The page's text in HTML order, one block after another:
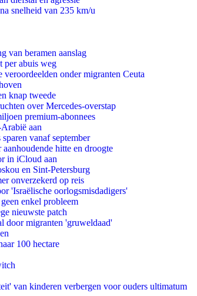
snelheid van 235 km/u
van beramen aanslag
per abuis weg
onder migranten Ceuta
knap tweede
over Mercedes-overstap
premium-abonnees
aan
vanaf september
hitte en droogte
in iCloud aan
en Sint-Petersburg
onverzekerd op reis
'Israëlische oorlogsmisdadigers'
enkel probleem
nieuwste patch
door migranten 'gruweldaad'
100 hectare
van kinderen verbergen voor ouders ultimatum